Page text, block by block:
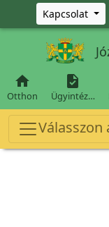
Ugrás a fő tartalomra
Kapcsolat

Otthon

Ügyintéz…